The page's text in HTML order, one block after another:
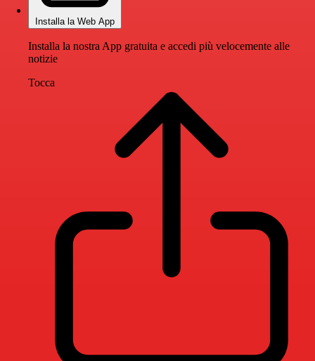
Installa la Web App
Installa la nostra App gratuita e accedi più velocemente alle
notizie
Tocca